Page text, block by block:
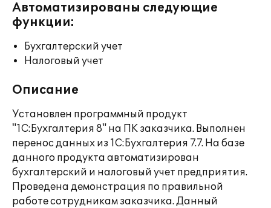
Автоматизированы следующие
функции:
Бухгалтерский учет
Налоговый учет
Описание
Установлен программный продукт
"1С:Бухгалтерия 8" на ПК заказчика. Выполнен
перенос данных из 1С:Бухгалтерия 7.7. На базе
данного продукта автоматизирован
бухгалтерский и налоговый учет предприятия.
Проведена демонстрация по правильной
работе сотрудникам заказчика. Данный